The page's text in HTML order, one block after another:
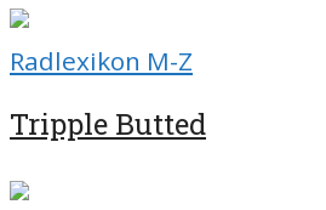
Radlexikon M-Z
Tripple Butted